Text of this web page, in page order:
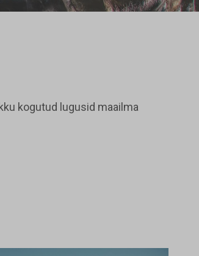
kogutud lugusid maailma